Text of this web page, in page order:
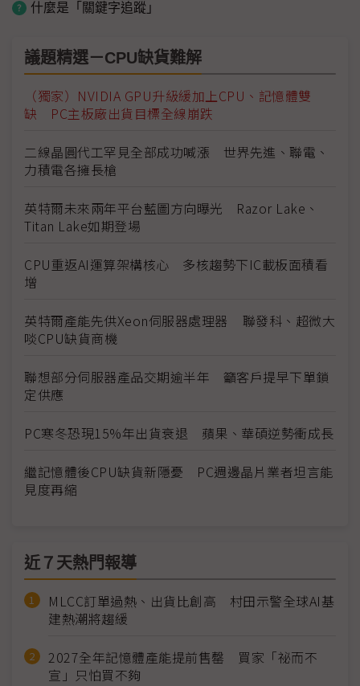
什麼是「關鍵字追蹤」
議題精選－CPU缺貨難解
（獨家）NVIDIA GPU升級緩加上CPU、記憶體雙
缺 PC主板廠出貨目標全線崩跌
二線晶圓代工罕見全部成功喊漲 世界先進、聯電、
力積電各擁長槍
英特爾未來兩年平台藍圖方向曝光 Razor Lake、
Titan Lake如期登場
CPU重返AI運算架構核心 多核趨勢下IC載板面積看
增
英特爾產能先供Xeon伺服器處理器 聯發科、超微大
啖CPU缺貨商機
聯想部分伺服器產品交期逾半年 籲客戶提早下單鎖
定供應
PC寒冬恐現15%年出貨衰退 蘋果、華碩逆勢衝成長
繼記憶體後CPU缺貨新隱憂 PC週邊晶片業者坦言能
見度再縮
近７天熱門報導
MLCC訂單過熱、出貨比創高 村田示警全球AI基
建熱潮將趨緩
2027全年記憶體產能提前售罄 買家「祕而不
宣」只怕買不夠